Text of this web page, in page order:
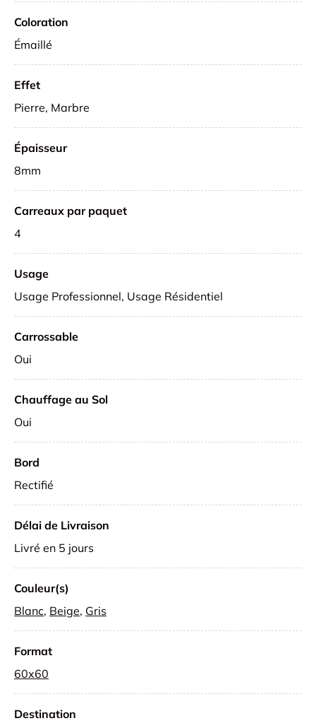
Coloration
Émaillé
Effet
Pierre, Marbre
Épaisseur
8mm
Carreaux par paquet
4
Usage
Usage Professionnel, Usage Résidentiel
Carrossable
Oui
Chauffage au Sol
Oui
Bord
Rectifié
Délai de Livraison
Livré en 5 jours
Couleur(s)
Blanc, Beige, Gris
Format
60x60
Destination